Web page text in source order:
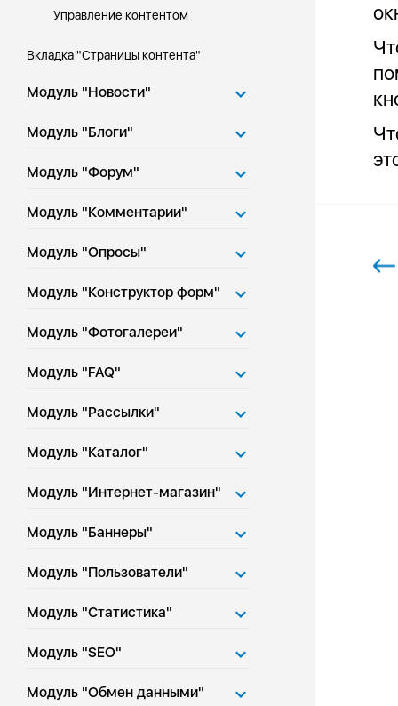
Управление контентом
Вкладка "Страницы контента"
Модуль "Новости"
Модуль "Блоги"
Модуль "Форум"
Модуль "Комментарии"
Модуль "Опросы"
Модуль "Конструктор форм"
Модуль "Фотогалереи"
Модуль "FAQ"
Модуль "Рассылки"
Модуль "Каталог"
Модуль "Интернет-магазин"
Модуль "Баннеры"
Модуль "Пользователи"
Модуль "Статистика"
Модуль "SEO"
Модуль "Обмен данными"